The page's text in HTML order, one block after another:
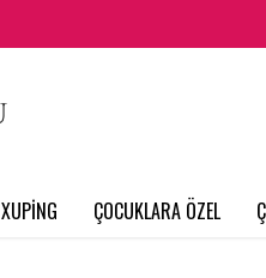
XUPİNG ÇOCUKLARA ÖZEL